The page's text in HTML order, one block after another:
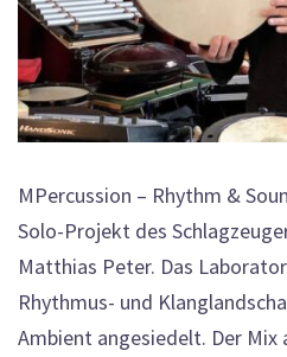
MPercussion – Rhythm &
Solo-Projekt des
Matthias Peter. Das
Rhythmus- und
Ambient angesiedelt. Der